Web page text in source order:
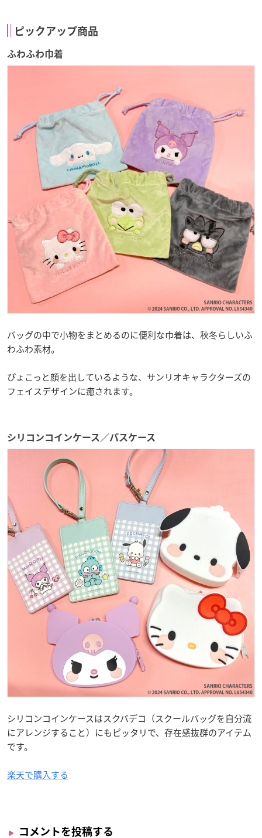
ピックアップ商品
ふわふわ巾着
バッグの中で小物をまとめるのに便利な巾着は、秋冬らしいふ
わふわ素材。
ぴょこっと顔を出しているような、サンリオキャラクターズの
フェイスデザインに癒されます。
シリコンコインケース／パスケース
シリコンコインケースはスクバデコ（スクールバッグを自分流
にアレンジすること）にもピッタリで、存在感抜群のアイテム
です。
楽天で購入する
コメントを投稿する